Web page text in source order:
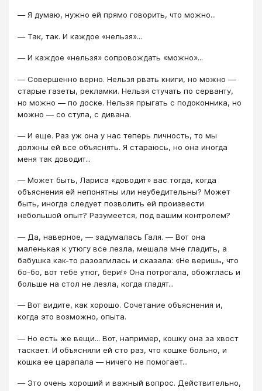
― Я думаю, нужно ей прямо говорить, что можно...
― Так, так. И каждое «нельзя»...
― И каждое «нельзя» сопровождать «можно»...
― Совершенно верно. Нельзя рвать книги, но можно ―
старые газеты, рекламки. Нельзя стучать по серванту,
но можно ― по доске. Нельзя прыгать с подоконника, но
можно ― со стула, с дивана.
― И еще. Раз уж она у нас теперь личность, то мы
должны ей все объяснять. Я стараюсь, но она иногда
меня так доводит...
― Может быть, Лариса «доводит» вас тогда, когда
объяснения ей непонятны или неубедительны? Может
быть, иногда следует позволить ей произвести
небольшой опыт? Разумеется, под вашим контролем?
― Да, наверное, ― задумалась Галя. ― Вот она
маленькая к утюгу все лезла, мешала мне гладить, а
бабушка как-то разозлилась и сказала: «Не веришь, что
бо-бо, вот тебе утюг, бери!» Она потрогала, обожглась и
больше на стол не лезла, когда гладят...
― Вот видите, как хорошо. Сочетание объяснения и,
когда это возможно, опыта.
― Но есть же вещи... Вот, например, кошку она за хвост
таскает. И объясняли ей сто раз, что кошке больно, и
кошка ее царапала ― ничего не помогает...
― Это очень хороший и важный вопрос. Действительно,